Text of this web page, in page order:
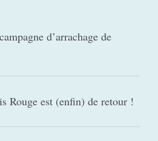
d’arrachage de
Rouge est (enfin) de retour !